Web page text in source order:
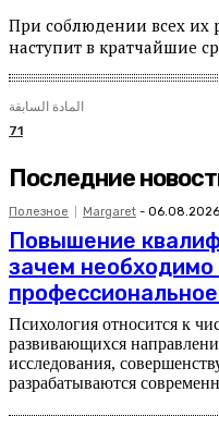
При соблюдении всех их
наступит в кратчайшие
المادة السابقة
71
Последние
Полезное Margaret - 06.08.2026
Повышение
зачем
Психология относится к
развивающихся
исследования,
разрабатываются